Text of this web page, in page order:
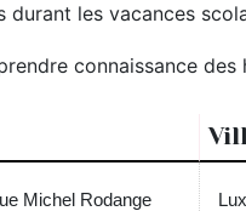
les vacances
connaissance
Michel Rodange